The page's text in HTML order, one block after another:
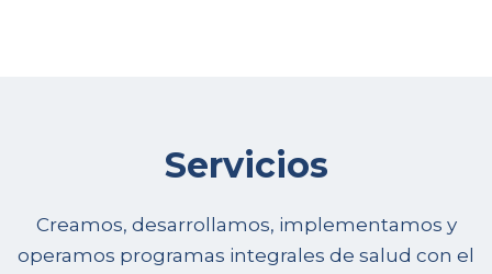
Servicios
Creamos, desarrollamos, implementamos y
operamos programas integrales de salud con el